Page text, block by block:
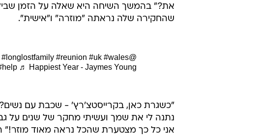
שהחקירה שלה נראתה "מוזרה" ו"אישית".
@sharnee.xo
#longlostfamily #reunion #uk #wales
♬ Happiest Year - Jaymes Young
"כשגרת כאן, בקרייסטצ'רץ' - שכבת עם
נתנה לי את שמך ועשיתי מחקר של שנים על
אני כל כך מצטערת שהכל נראה מאוד מוזר!"